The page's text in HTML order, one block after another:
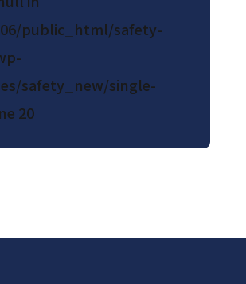
public_html/safety-
safety_new/single-
20